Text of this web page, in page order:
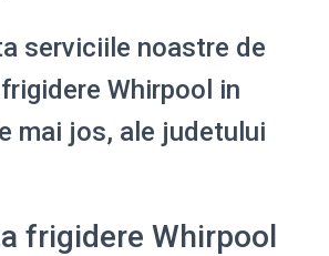
serviciile noastre de
Whirpool in
mai jos, ale judetului
frigidere Whirpool